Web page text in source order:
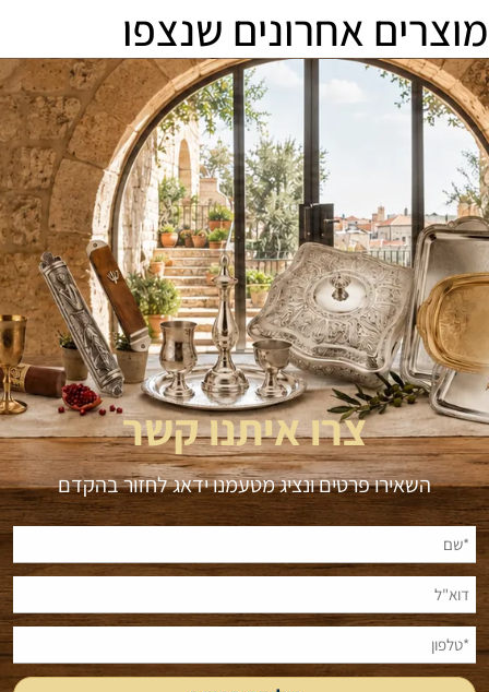
מוצרים אחרונים שנצפו
צרו איתנו קשר
השאירו פרטים ונציג מטעמנו ידאג לחזור בהקדם